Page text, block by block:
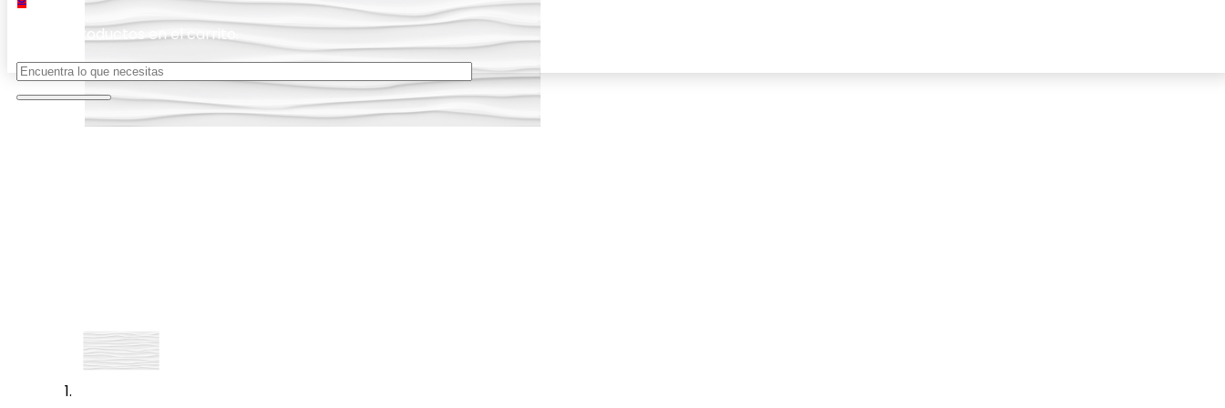
No hay productos en el carrito.
Buscar